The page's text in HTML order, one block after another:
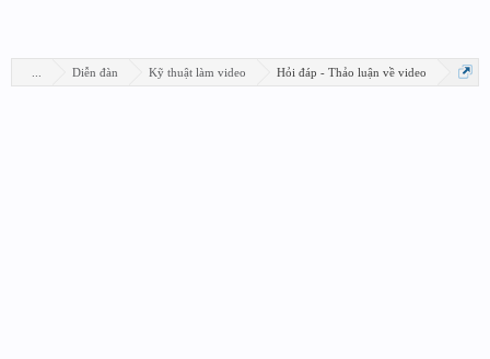
Diễn đàn Kỹ thuật làm video Hỏi đáp - Thảo luận về video